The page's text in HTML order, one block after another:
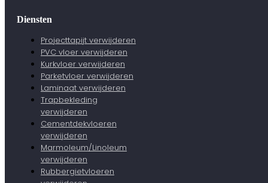
Diensten
Projecttapijt verwijderen
PVC vloer verwijderen
Kurkvloer verwijderen
Parketvloer verwijderen
Laminaat verwijderen
Trapbekleding
verwijderen
Cementdekvloeren
verwijderen
Marmoleum/Linoleum
verwijderen
Rubbergietvloeren